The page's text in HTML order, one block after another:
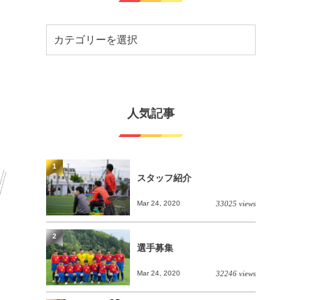
人気記事
スタッフ紹介
Mar 24, 2020 33025 views
1
選手募集
Mar 24, 2020 32246 views
2